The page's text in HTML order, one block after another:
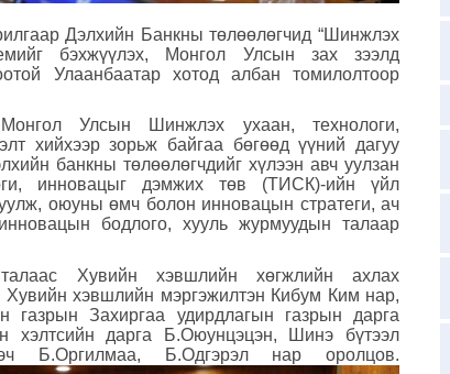
Дэлхийн Банкны төлөөлөгчид “Шинжлэх
бэхжүүлэх, Монгол Улсын зах зээлд
Улаанбаатар хотод албан томилолтоор
Улсын Шинжлэх ухаан, технологи,
хийхээр зорьж байгаа бөгөөд үүний дагуу
банкны төлөөлөгчдийг хүлээн авч уулзан
, инновацыг дэмжих төв (ТИСК)-ийн үйл
оюуны өмч болон инновацын стратеги, ач
бодлого, хууль журмуудын талаар
Хувийн хэвшлийн хөгжлийн ахлах
Хувийн хэвшлийн мэргэжилтэн Кибум Ким нар,
Захиргаа удирдлагын газрын дарга
хэлтсийн дарга Б.Оюунцэцэн, Шинэ бүтээл
Б.Оргилмаа, Б.Одгэрэл нар оролцов.